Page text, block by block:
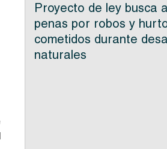
Proyecto de ley busca
penas por robos y
cometidos durante
naturales